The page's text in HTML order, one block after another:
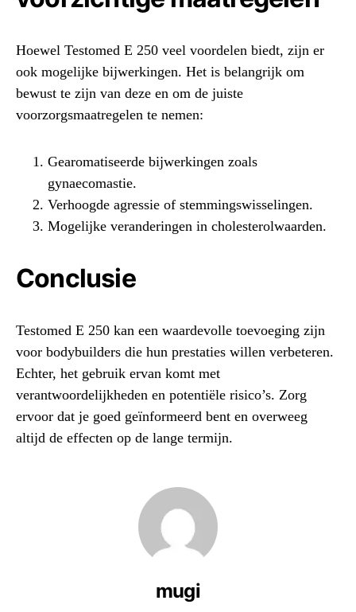
Hoewel Testomed E 250 veel voordelen biedt, zijn er
ook mogelijke bijwerkingen. Het is belangrijk om
bewust te zijn van deze en om de juiste
voorzorgsmaatregelen te nemen:
Gearomatiseerde bijwerkingen zoals
gynaecomastie.
Verhoogde agressie of stemmingswisselingen.
Mogelijke veranderingen in cholesterolwaarden.
Conclusie
Testomed E 250 kan een waardevolle toevoeging zijn
voor bodybuilders die hun prestaties willen verbeteren.
Echter, het gebruik ervan komt met
verantwoordelijkheden en potentiële risico’s. Zorg
ervoor dat je goed geïnformeerd bent en overweeg
altijd de effecten op de lange termijn.
mugi